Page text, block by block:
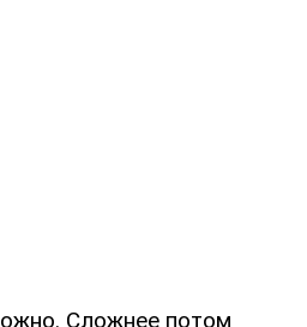
Сложнее потом